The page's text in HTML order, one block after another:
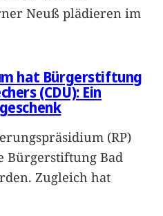
Neuß plädieren im
hat Bürgerstiftung
(CDU): Ein
(RP)
Bürgerstiftung Bad
Zugleich hat